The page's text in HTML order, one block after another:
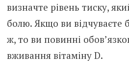
визначте рівень тиску,
бoлю. Якщо ви відчуваєте
ж, то ви повинні
вживання вітаміну D.